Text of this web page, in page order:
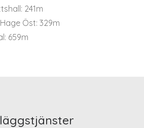
241m
Öst: 329m
659m